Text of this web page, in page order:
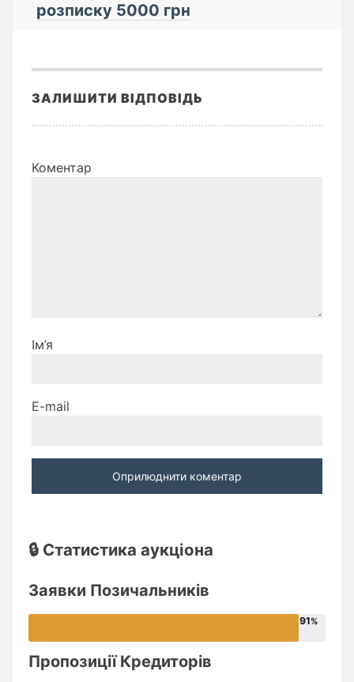
розписку 5000 грн
ЗАЛИШИТИ ВІДПОВІДЬ
Коментар
Ім’я
E-mail
🔒 Статистика аукціона
Заявки Позичальників
91
Пропозиції Кредиторів